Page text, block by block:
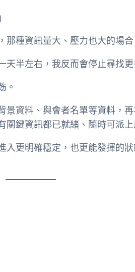
種資訊量大、壓力也大的場
半左右，我反而會停止尋找更
。
資料、與會者名單等資料，
鍵資訊都已就緒、隨時可派上
更明確穩定，也更能發揮的